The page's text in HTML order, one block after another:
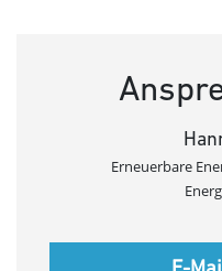
Erneuerbare